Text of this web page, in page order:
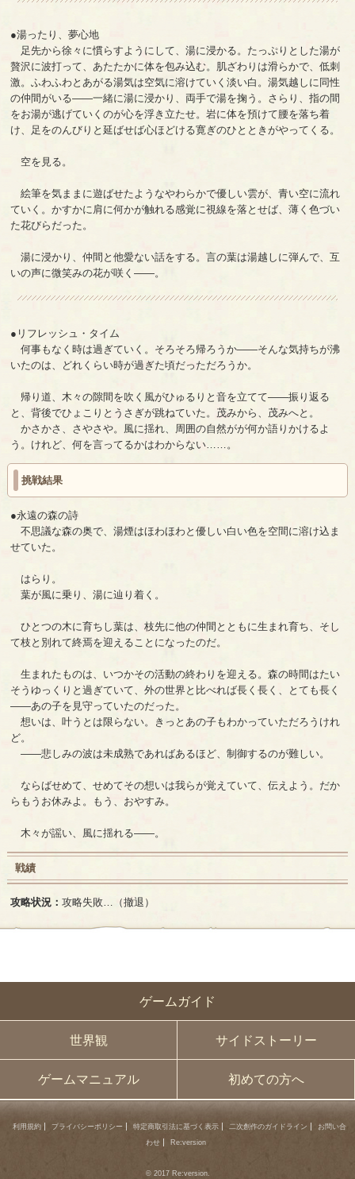
ゲームガイド
世界観 サイドストーリー
ゲームマニュアル 初めての方へ
●湯ったり、夢心地
足先から徐々に慣らすようにして、湯に浸かる。たっぷりとした湯が
贅沢に波打って、あたたかに体を包み込む。肌ざわりは滑らかで、低刺
激。ふわふわとあがる湯気は空気に溶けていく淡い白。湯気越しに同性
の仲間がいる――一緒に湯に浸かり、両手で湯を掬う。さらり、指の間
をお湯が逃げていくのが心を浮き立たせ。岩に体を預けて腰を落ち着
け、足をのんびりと延ばせば心ほどける寛ぎのひとときがやってくる。
空を見る。
絵筆を気ままに遊ばせたようなやわらかで優しい雲が、青い空に流れ
ていく。かすかに肩に何かが触れる感覚に視線を落とせば、薄く色づい
た花びらだった。
湯に浸かり、仲間と他愛ない話をする。言の葉は湯越しに弾んで、互
いの声に微笑みの花が咲く――。
●リフレッシュ・タイム
何事もなく時は過ぎていく。そろそろ帰ろうか――そんな気持ちが沸
いたのは、どれくらい時が過ぎた頃だっただろうか。
帰り道、木々の隙間を吹く風がひゅるりと音を立てて――振り返る
と、背後でひょこりとうさぎが跳ねていた。茂みから、茂みへと。
かさかさ、さやさや。風に揺れ、周囲の自然がが何か語りかけるよ
う。けれど、何を言ってるかはわからない……。
挑戦結果
●永遠の森の詩
不思議な森の奥で、湯煙はほわほわと優しい白い色を空間に溶け込ま
せていた。
はらり。
葉が風に乗り、湯に辿り着く。
ひとつの木に育ちし葉は、枝先に他の仲間とともに生まれ育ち、そし
て枝と別れて終焉を迎えることになったのだ。
生まれたものは、いつかその活動の終わりを迎える。森の時間はたい
そうゆっくりと過ぎていて、外の世界と比べれば長く長く、とても長く
――あの子を見守っていたのだった。
想いは、叶うとは限らない。きっとあの子もわかっていただろうけれ
ど。
――悲しみの波は未成熟であればあるほど、制御するのが難しい。
ならばせめて、せめてその想いは我らが覚えていて、伝えよう。だか
らもうお休みよ。もう、おやすみ。
木々が謡い、風に揺れる――。
戦績
攻略状況：攻略失敗…（撤退）
利用規約 プライバシーポリシー 特定商取引法に基づく表示 二次創作のガイドライン
お問い合
わせ
Re:version
© 2017 Re:version.